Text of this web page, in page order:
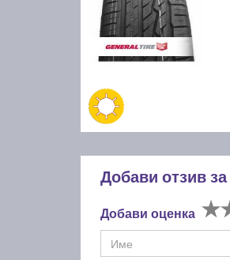
Добави отзив за
Добави оценка